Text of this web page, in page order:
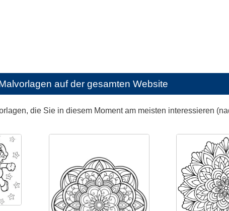
auf der gesamten Website
die Sie in diesem Moment am meisten interessieren